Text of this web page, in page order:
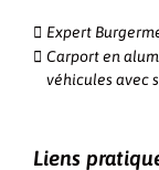
Expert
Carport en
véhicules avec
Liens